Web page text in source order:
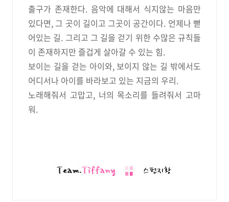
출구가 존재한다. 음악에 대해서 식지않는 마음만
있다면, 그 곳이 길이고 그곳이 공간이다. 언제나 뻗
어있는 길. 그리고 그 길을 걷기 위한 수많은 규칙들
이 존재하지만 즐겁게 살아갈 수 있는 힘.
보이는 길을 걷는 아이와, 보이지 않는 길 밖에서도
어디서나 아이를 바라보고 있는 지금의 우리.
노래해줘서 고맙고, 너의 목소리를 들려줘서 고마
워.